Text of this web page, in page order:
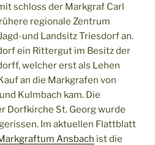
schloss der Markgraf Carl
regionale Zentrum
und Landsitz Triesdorf an.
ein Rittergut im Besitz der
welcher erst als Lehen
an die Markgrafen von
Kulmbach kam. Die
Dorfkirche St. Georg wurde
Im aktuellen Flattblatt
Ansbach ist die